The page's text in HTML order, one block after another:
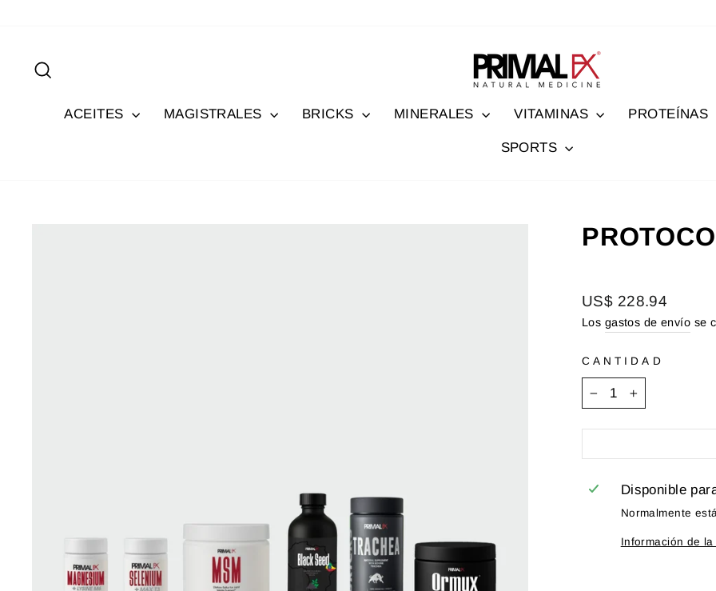
contenido
ACEITES MAGISTRALES BRICKS MINERALES VITAMINAS PROTEÍNAS
SPORTS
Precio
habitual
US$ 228.94
Los gastos de envío se
CANTIDAD
Disponible
Normalmente
Información de